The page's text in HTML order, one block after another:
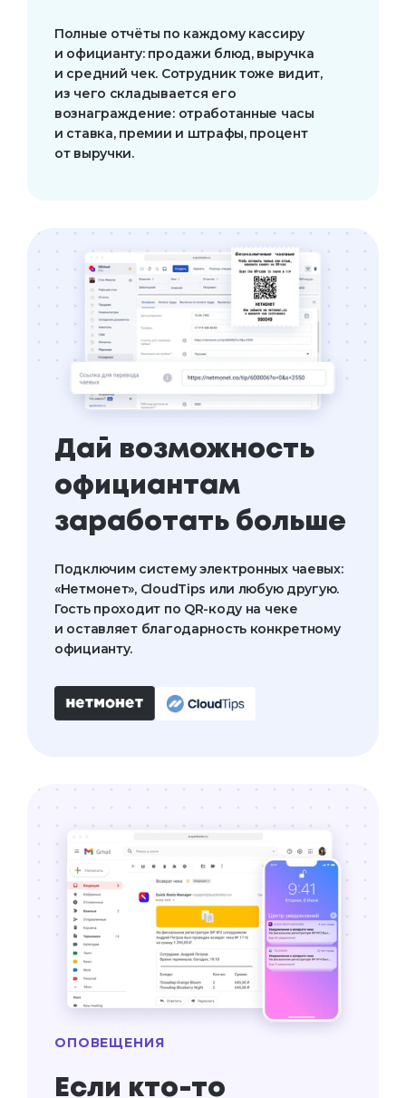
Полные отчёты по каждому кассиру
и официанту: продажи блюд, выручка
и средний чек. Сотрудник тоже видит,
из чего складывается его
вознаграждение: отработанные часы
и ставка, премии и штрафы, процент
от выручки.
Дай возможность
официантам
заработать больше
Подключим систему электронных чаевых:
«Нетмонет», CloudTips или любую другую.
Гость проходит по QR-коду на чеке
и оставляет благодарность конкретному
официанту.
ОПОВЕЩЕНИЯ
Если кто-то